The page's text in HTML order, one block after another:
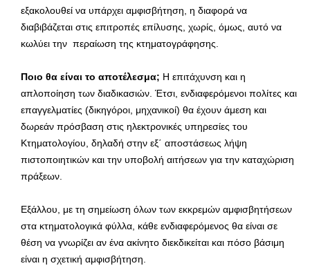
εξακολουθεί να υπάρχει αμφισβήτηση, η διαφορά να
διαβιβάζεται στις επιτροπές επίλυσης, χωρίς, όμως, αυτό να
κωλύει την περαίωση της κτηματογράφησης.
Ποιο θα είναι το αποτέλεσμα; Η επιτάχυνση και η
απλοποίηση των διαδικασιών. Έτσι, ενδιαφερόμενοι πολίτες και
επαγγελματίες (δικηγόροι, μηχανικοί) θα έχουν άμεση και
δωρεάν πρόσβαση στις ηλεκτρονικές υπηρεσίες του
Κτηματολογίου, δηλαδή στην εξ΄ αποστάσεως λήψη
πιστοποιητικών και την υποβολή αιτήσεων για την καταχώριση
πράξεων.
Εξάλλου, με τη σημείωση όλων των εκκρεμών αμφισβητήσεων
στα κτηματολογικά φύλλα, κάθε ενδιαφερόμενος θα είναι σε
θέση να γνωρίζει αν ένα ακίνητο διεκδικείται και πόσο βάσιμη
είναι η σχετική αμφισβήτηση.